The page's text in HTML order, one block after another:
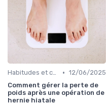
Habitudes et changements de style de vie • 12/06/2025
Comment gérer la perte de
poids après une opération de
hernie hiatale